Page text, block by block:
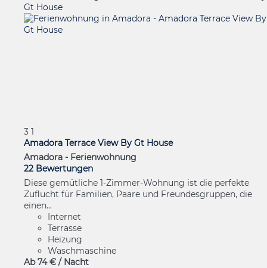
3 1
Amadora Terrace View By Gt House
Amadora - Ferienwohnung
22 Bewertungen
Diese gemütliche 1-Zimmer-Wohnung ist die perfekte
Zuflucht für Familien, Paare und Freundesgruppen, die
einen...
Internet
Terrasse
Heizung
Waschmaschine
Ab 74 € / Nacht